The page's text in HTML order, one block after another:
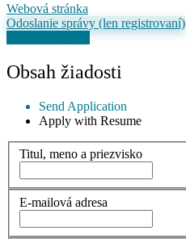
Webová stránka
Odoslanie správy (len registrovaní)
Obsah žiadosti
Send Application
Apply with Resume
Titul, meno a priezvisko
E-mailová adresa